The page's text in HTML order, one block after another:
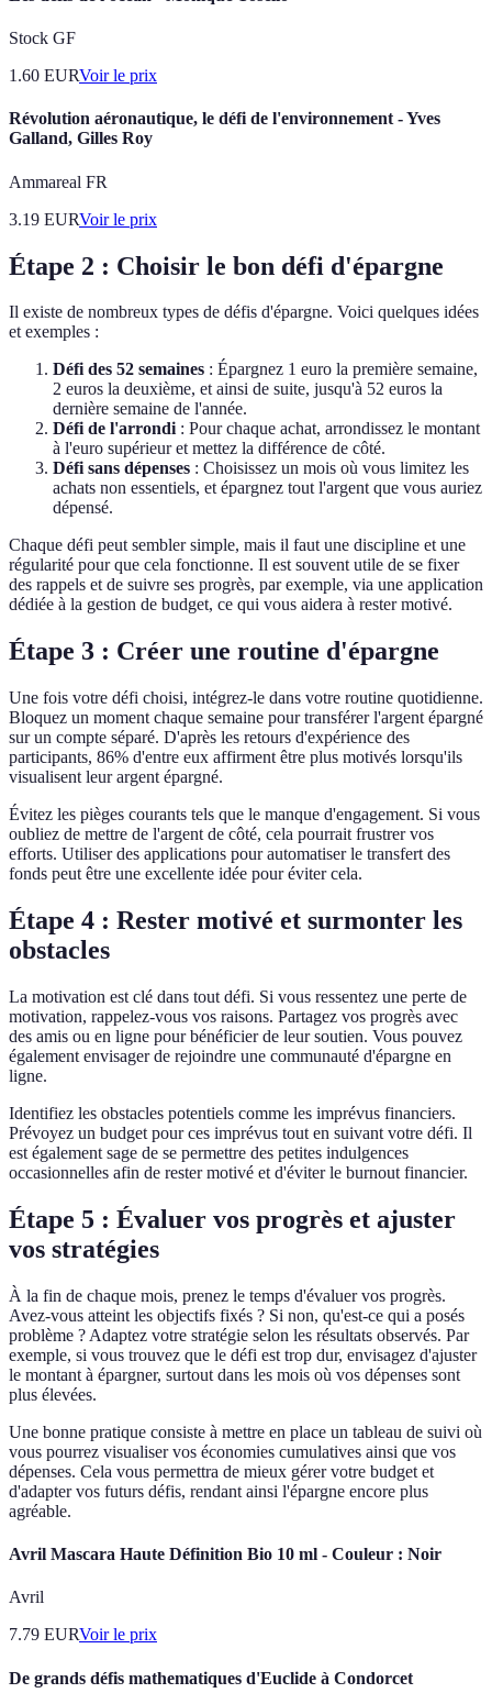
Stock GF
1.60 EURVoir le prix
Révolution aéronautique, le défi de l'environnement - Yves
Galland, Gilles Roy
Ammareal FR
3.19 EURVoir le prix
Étape 2 : Choisir le bon défi d'épargne
Il existe de nombreux types de défis d'épargne. Voici quelques idées
et exemples :
Défi des 52 semaines : Épargnez 1 euro la première semaine,
2 euros la deuxième, et ainsi de suite, jusqu'à 52 euros la
dernière semaine de l'année.
Défi de l'arrondi: Pour chaque achat, arrondissez le montant
à l'euro supérieur et mettez la différence de côté.
Défi sans dépenses : Choisissez un mois où vous limitez les
achats non essentiels, et épargnez tout l'argent que vous auriez
dépensé.
Chaque défi peut sembler simple, mais il faut une discipline et une
régularité pour que cela fonctionne. Il est souvent utile de se fixer
des rappels et de suivre ses progrès, par exemple, via une application
dédiée à la gestion de budget, ce qui vous aidera à rester motivé.
Étape 3 : Créer une routine d'épargne
Une fois votre défi choisi, intégrez-le dans votre routine quotidienne.
Bloquez un moment chaque semaine pour transférer l'argent épargné
sur un compte séparé. D'après les retours d'expérience des
participants, 86% d'entre eux affirment être plus motivés lorsqu'ils
visualisent leur argent épargné.
Évitez les pièges courants tels que le manque d'engagement. Si vous
oubliez de mettre de l'argent de côté, cela pourrait frustrer vos
efforts. Utiliser des applications pour automatiser le transfert des
fonds peut être une excellente idée pour éviter cela.
Étape 4 : Rester motivé et surmonter les
obstacles
La motivation est clé dans tout défi. Si vous ressentez une perte de
motivation, rappelez-vous vos raisons. Partagez vos progrès avec
des amis ou en ligne pour bénéficier de leur soutien. Vous pouvez
également envisager de rejoindre une communauté d'épargne en
ligne.
Identifiez les obstacles potentiels comme les imprévus financiers.
Prévoyez un budget pour ces imprévus tout en suivant votre défi. Il
est également sage de se permettre des petites indulgences
occasionnelles afin de rester motivé et d'éviter le burnout financier.
Étape 5 : Évaluer vos progrès et ajuster
vos stratégies
À la fin de chaque mois, prenez le temps d'évaluer vos progrès.
Avez-vous atteint les objectifs fixés ? Si non, qu'est-ce qui a posés
problème ? Adaptez votre stratégie selon les résultats observés. Par
exemple, si vous trouvez que le défi est trop dur, envisagez d'ajuster
le montant à épargner, surtout dans les mois où vos dépenses sont
plus élevées.
Une bonne pratique consiste à mettre en place un tableau de suivi où
vous pourrez visualiser vos économies cumulatives ainsi que vos
dépenses. Cela vous permettra de mieux gérer votre budget et
d'adapter vos futurs défis, rendant ainsi l'épargne encore plus
agréable.
Avril Mascara Haute Définition Bio 10 ml - Couleur : Noir
Avril
7.79 EURVoir le prix
De grands défis mathematiques d'Euclide à Condorcet